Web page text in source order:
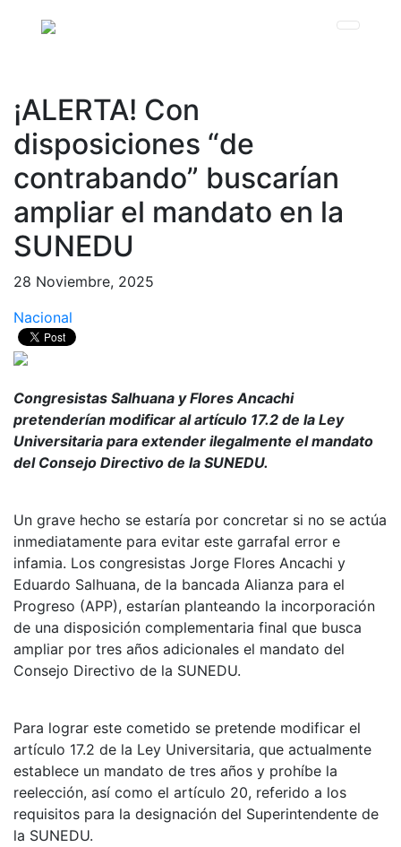
¡ALERTA! Con
disposiciones “de
contrabando” buscarían
ampliar el mandato en la
SUNEDU
28 Noviembre, 2025
Nacional
Congresistas Salhuana y Flores Ancachi
pretenderían modificar al artículo 17.2 de la Ley
Universitaria para extender ilegalmente el mandato
del Consejo Directivo de la SUNEDU.
Un grave hecho se estaría por concretar si no se actúa
inmediatamente para evitar este garrafal error e
infamia. Los congresistas Jorge Flores Ancachi y
Eduardo Salhuana, de la bancada Alianza para el
Progreso (APP), estarían planteando la incorporación
de una disposición complementaria final que busca
ampliar por tres años adicionales el mandato del
Consejo Directivo de la SUNEDU.
Para lograr este cometido se pretende modificar el
artículo 17.2 de la Ley Universitaria, que actualmente
establece un mandato de tres años y prohíbe la
reelección, así como el artículo 20, referido a los
requisitos para la designación del Superintendente de
la SUNEDU.